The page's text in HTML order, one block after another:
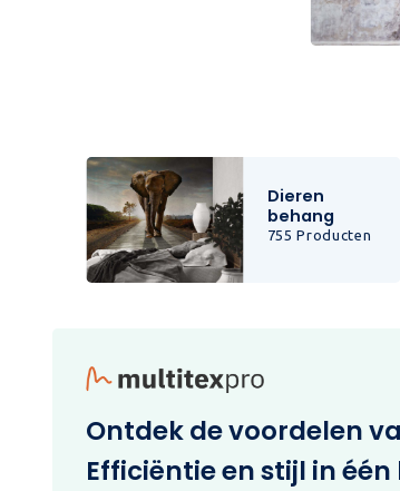
Dieren
behang
755 Producten
Ontdek de voordelen
Efficiëntie en stijl in